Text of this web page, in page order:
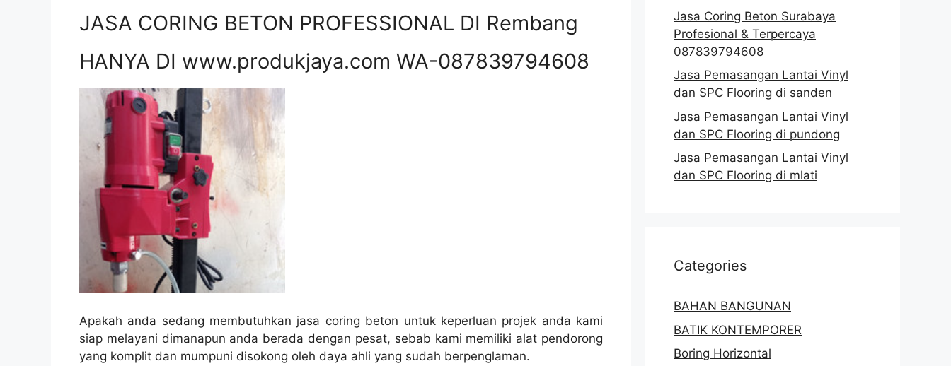
JASA CORING BETON PROFESSIONAL DI Rembang
HANYA DI www.produkjaya.com WA-087839794608
Apakah anda sedang membutuhkan jasa coring beton untuk keperluan projek anda kami
siap melayani dimanapun anda berada dengan pesat, sebab kami memiliki alat pendorong
yang komplit dan mumpuni disokong oleh daya ahli yang sudah berpenglaman.
Jasa Coring Beton Surabaya
Profesional & Terpercaya
087839794608
Jasa Pemasangan Lantai Vinyl
dan SPC Flooring di sanden
Jasa Pemasangan Lantai Vinyl
dan SPC Flooring di pundong
Jasa Pemasangan Lantai Vinyl
dan SPC Flooring di mlati
Categories
BAHAN BANGUNAN
BATIK KONTEMPORER
Boring Horizontal